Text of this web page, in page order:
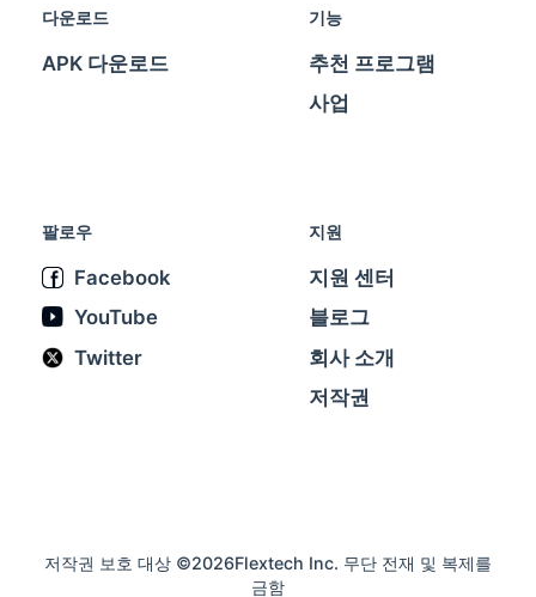
다운로드
APK 다운로드
기능
추천 프로그램
사업
팔로우
Facebook
YouTube
Twitter
지원
지원 센터
블로그
회사 소개
저작권
저작권 보호 대상 ©2026Flextech Inc. 무단 전재 및 복제를
금함